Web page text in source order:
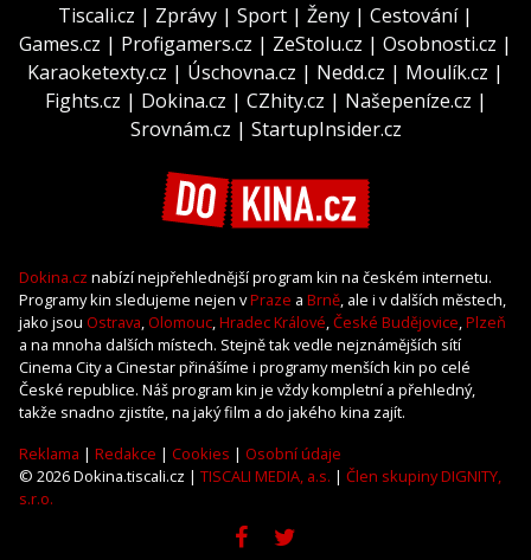
Tiscali.cz | Zprávy | Sport | Ženy | Cestování|
Games.cz | Profigamers.cz | ZeStolu.cz | Osobnosti.cz |
Karaoketexty.cz | Úschovna.cz | Nedd.cz | Moulík.cz |
Fights.cz | Dokina.cz | CZhity.cz | Našepeníze.cz |
Srovnám.cz | StartupInsider.cz
Dokina.cz nabízí nejpřehlednější program kin na českém internetu.
Programy kin sledujeme nejen vPraze a Brně, ale i v dalších městech,
jako jsou Ostrava, Olomouc,Hradec Králové,České Budějovice,Plzeň
a na mnoha dalších místech. Stejně tak vedle nejznámějších sítí
Cinema City a Cinestar přinášíme i programy menších kin po celé
České republice. Náš program kin je vždy kompletní a přehledný,
takže snadno zjistíte, na jaký film a do jakého kina zajít.
Reklama | Redakce | Cookies | Osobní údaje
© 2026 Dokina.tiscali.cz | TISCALI MEDIA, a.s. | Člen skupiny DIGNITY,
s.r.o.